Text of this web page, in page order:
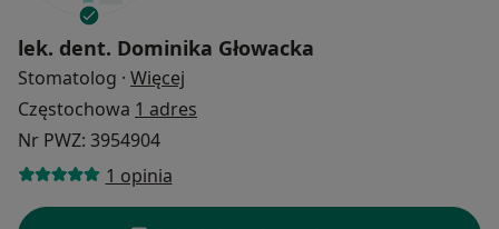
lek. dent. Dominika Głowacka
Stomatolog · Więcej
Częstochowa 1 adres
Nr PWZ: 3954904
1 opinia